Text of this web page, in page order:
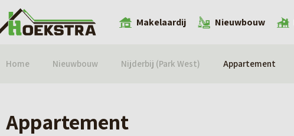
Makelaardij Nieuwbouw
Home Nieuwbouw Nijderbij (Park West) Appartement
Appartement